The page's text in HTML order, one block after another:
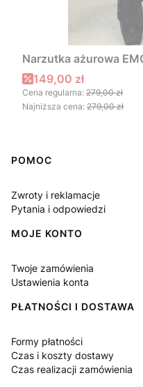
Narzutka ażurowa
Cena promocyjna
149,00 zł
Cena regularna: 279,00 zł
Najniższa cena: 279,00 zł
Linki w stopce
POMOC
Zwroty i reklamacje
Pytania i odpowiedzi
MOJE KONTO
Twoje zamówienia
Ustawienia konta
PŁATNOŚCI I DOSTAWA
Formy płatności
Czas i koszty dostawy
Czas realizacji zamówienia